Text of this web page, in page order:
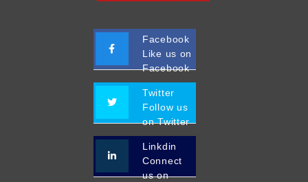
Facebook
Like us on
Facebook
Twitter
Follow us
on Twitter
Linkdin
Connect
us on